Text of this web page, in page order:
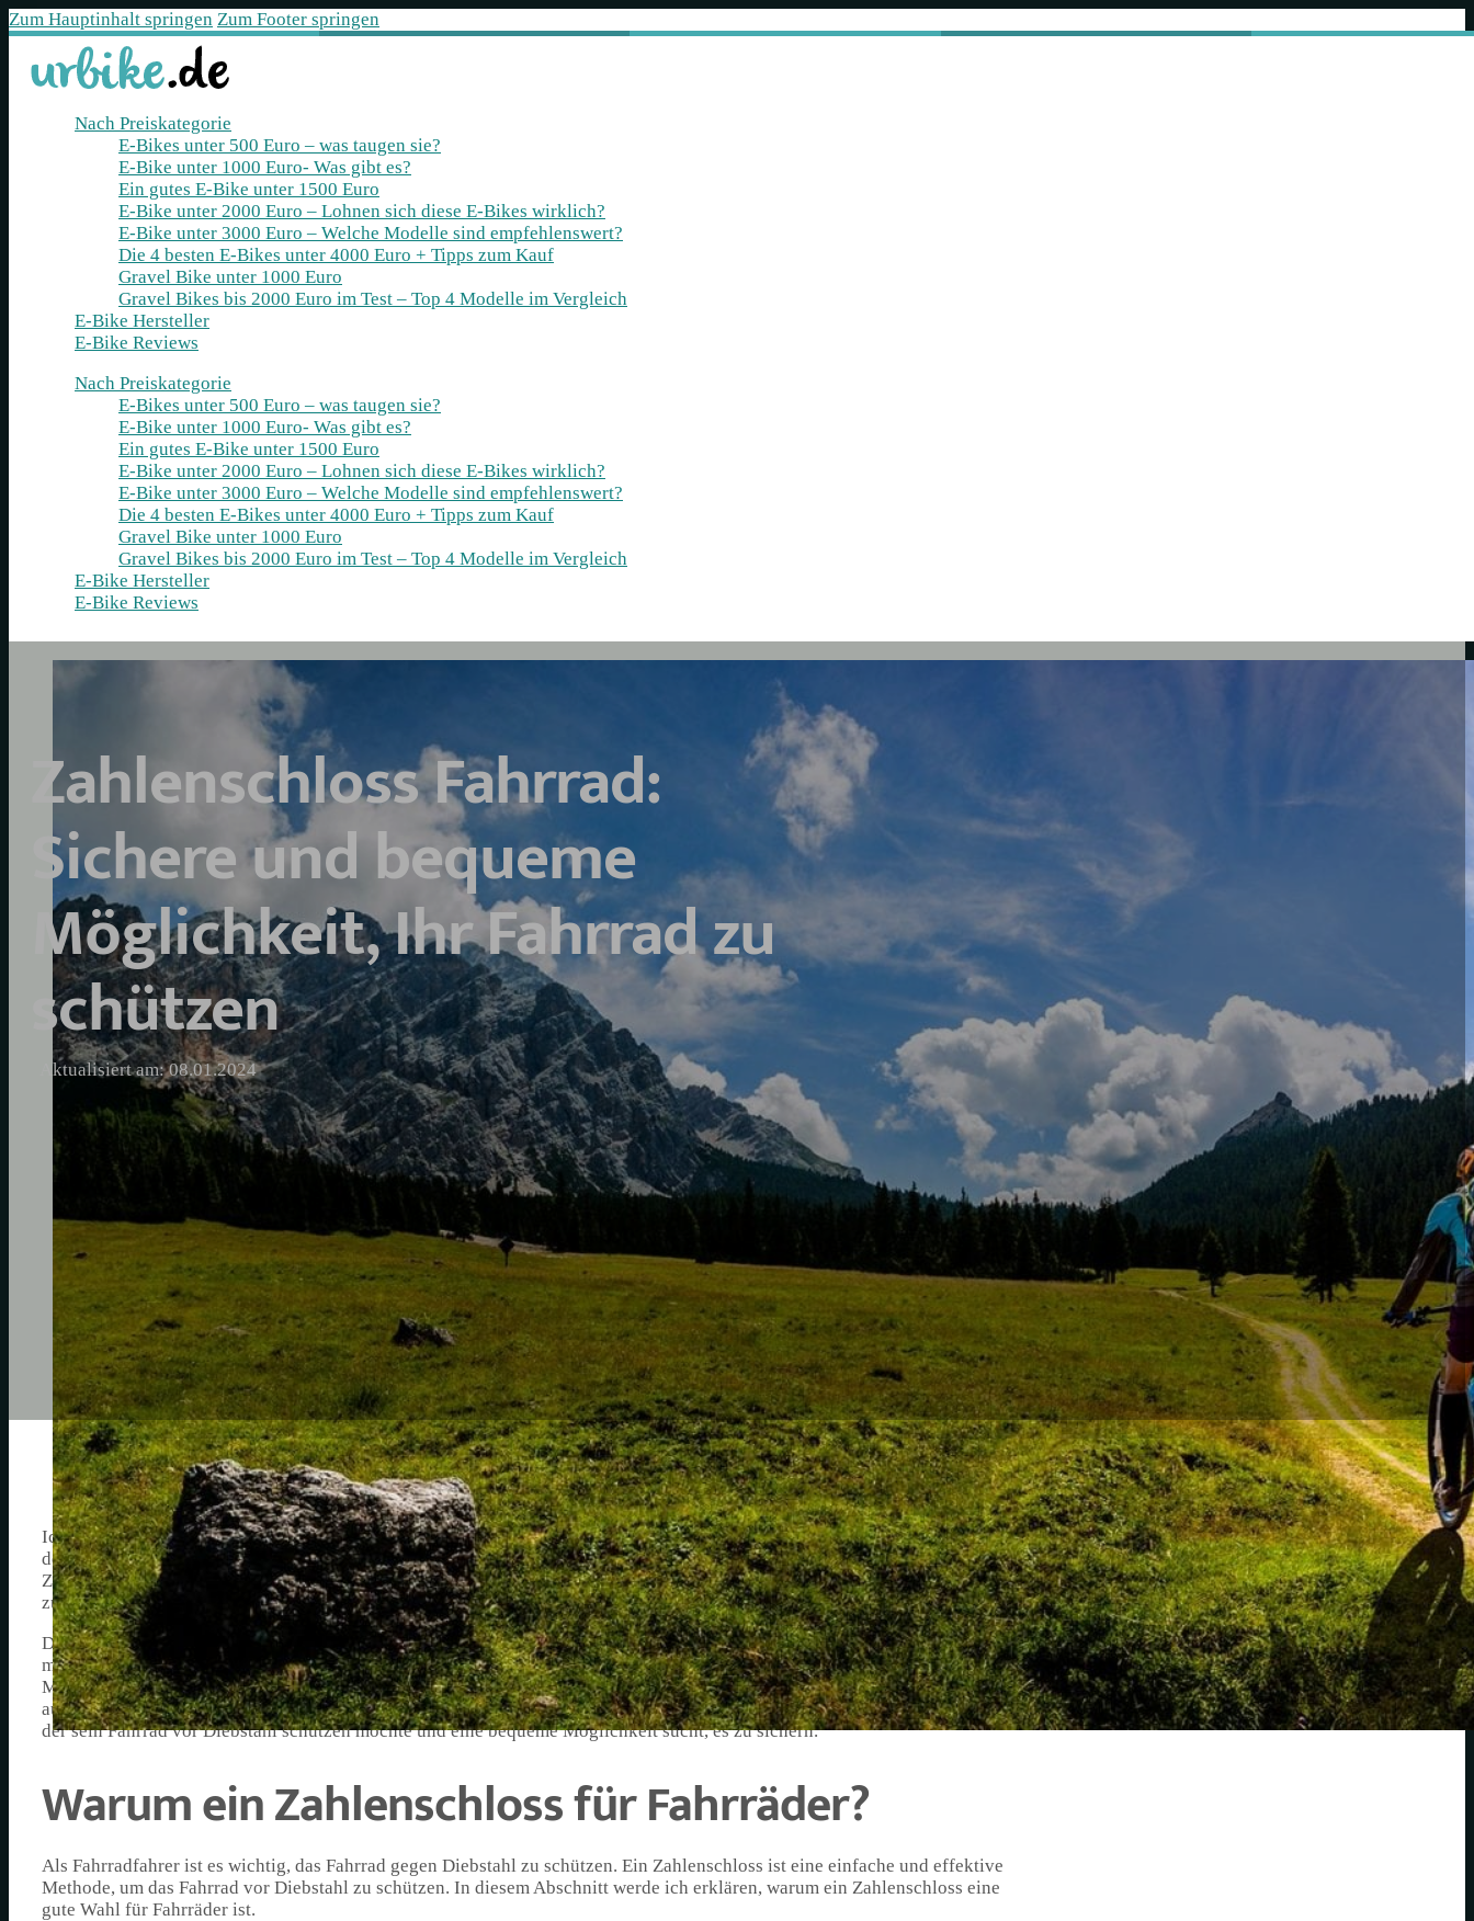
Zum Hauptinhalt springen Zum Footer springen
Nach Preiskategorie
E-Bikes unter 500 Euro – was taugen sie?
E-Bike unter 1000 Euro- Was gibt es?
Ein gutes E-Bike unter 1500 Euro
E-Bike unter 2000 Euro – Lohnen sich diese E-Bikes wirklich?
E-Bike unter 3000 Euro – Welche Modelle sind empfehlenswert?
Die 4 besten E‑Bikes unter 4000 Euro + Tipps zum Kauf
Gravel Bike unter 1000 Euro
Gravel Bikes bis 2000 Euro im Test – Top 4 Modelle im Vergleich
E-Bike Hersteller
E-Bike Reviews
Nach Preiskategorie
E-Bikes unter 500 Euro – was taugen sie?
E-Bike unter 1000 Euro- Was gibt es?
Ein gutes E-Bike unter 1500 Euro
E-Bike unter 2000 Euro – Lohnen sich diese E-Bikes wirklich?
E-Bike unter 3000 Euro – Welche Modelle sind empfehlenswert?
Die 4 besten E‑Bikes unter 4000 Euro + Tipps zum Kauf
Gravel Bike unter 1000 Euro
Gravel Bikes bis 2000 Euro im Test – Top 4 Modelle im Vergleich
E-Bike Hersteller
E-Bike Reviews
Zahlenschloss Fahrrad:
Sichere und bequeme
Möglichkeit, Ihr Fahrrad zu
schützen
Aktualisiert am: 08.01.2024
Ich habe kürzlich das Zahlenschloss Fahrrad entdeckt und war sofort begeistert. Als begeisterter Radfahrer bin ich immer auf
der Suche nach neuen und innovativen Produkten, die meine Fahrradtouren sicherer und angenehmer machen. Das
Zahlenschloss Fahrrad ist eine großartige Möglichkeit, mein Fahrrad vor Diebstahl zu schützen und mir gleichzeitig den Stress
zu ersparen, einen Schlüssel mit mir herumzutragen.
Das Zahlenschloss Fahrrad ist einfach zu bedienen und bietet eine hohe Sicherheit. Anstatt einen Schlüssel zu verwenden,
muss man einfach eine Zahlenkombination eingeben, um das Schloss zu öffnen. Dies macht es besonders praktisch für
Menschen, die ihren Schlüssel oft verlieren oder vergessen. Das Zahlenschloss Fahrrad ist auch robust und haltbar, so dass es
auch bei schlechtem Wetter oder bei häufigem Gebrauch zuverlässig bleibt. Ich empfehle das Zahlenschloss Fahrrad jedem,
der sein Fahrrad vor Diebstahl schützen möchte und eine bequeme Möglichkeit sucht, es zu sichern.
Warum ein Zahlenschloss für Fahrräder?
Als Fahrradfahrer ist es wichtig, das Fahrrad gegen Diebstahl zu schützen. Ein Zahlenschloss ist eine einfache und effektive
Methode, um das Fahrrad vor Diebstahl zu schützen. In diesem Abschnitt werde ich erklären, warum ein Zahlenschloss eine
gute Wahl für Fahrräder ist.